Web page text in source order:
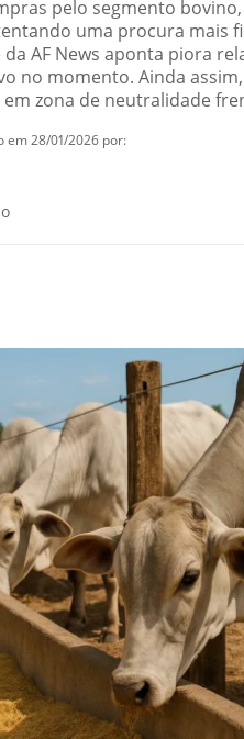
pelo segmento
uma procura mais
AF News aponta piora
no momento. Ainda
zona de neutralidade
em 28/01/2026 por: